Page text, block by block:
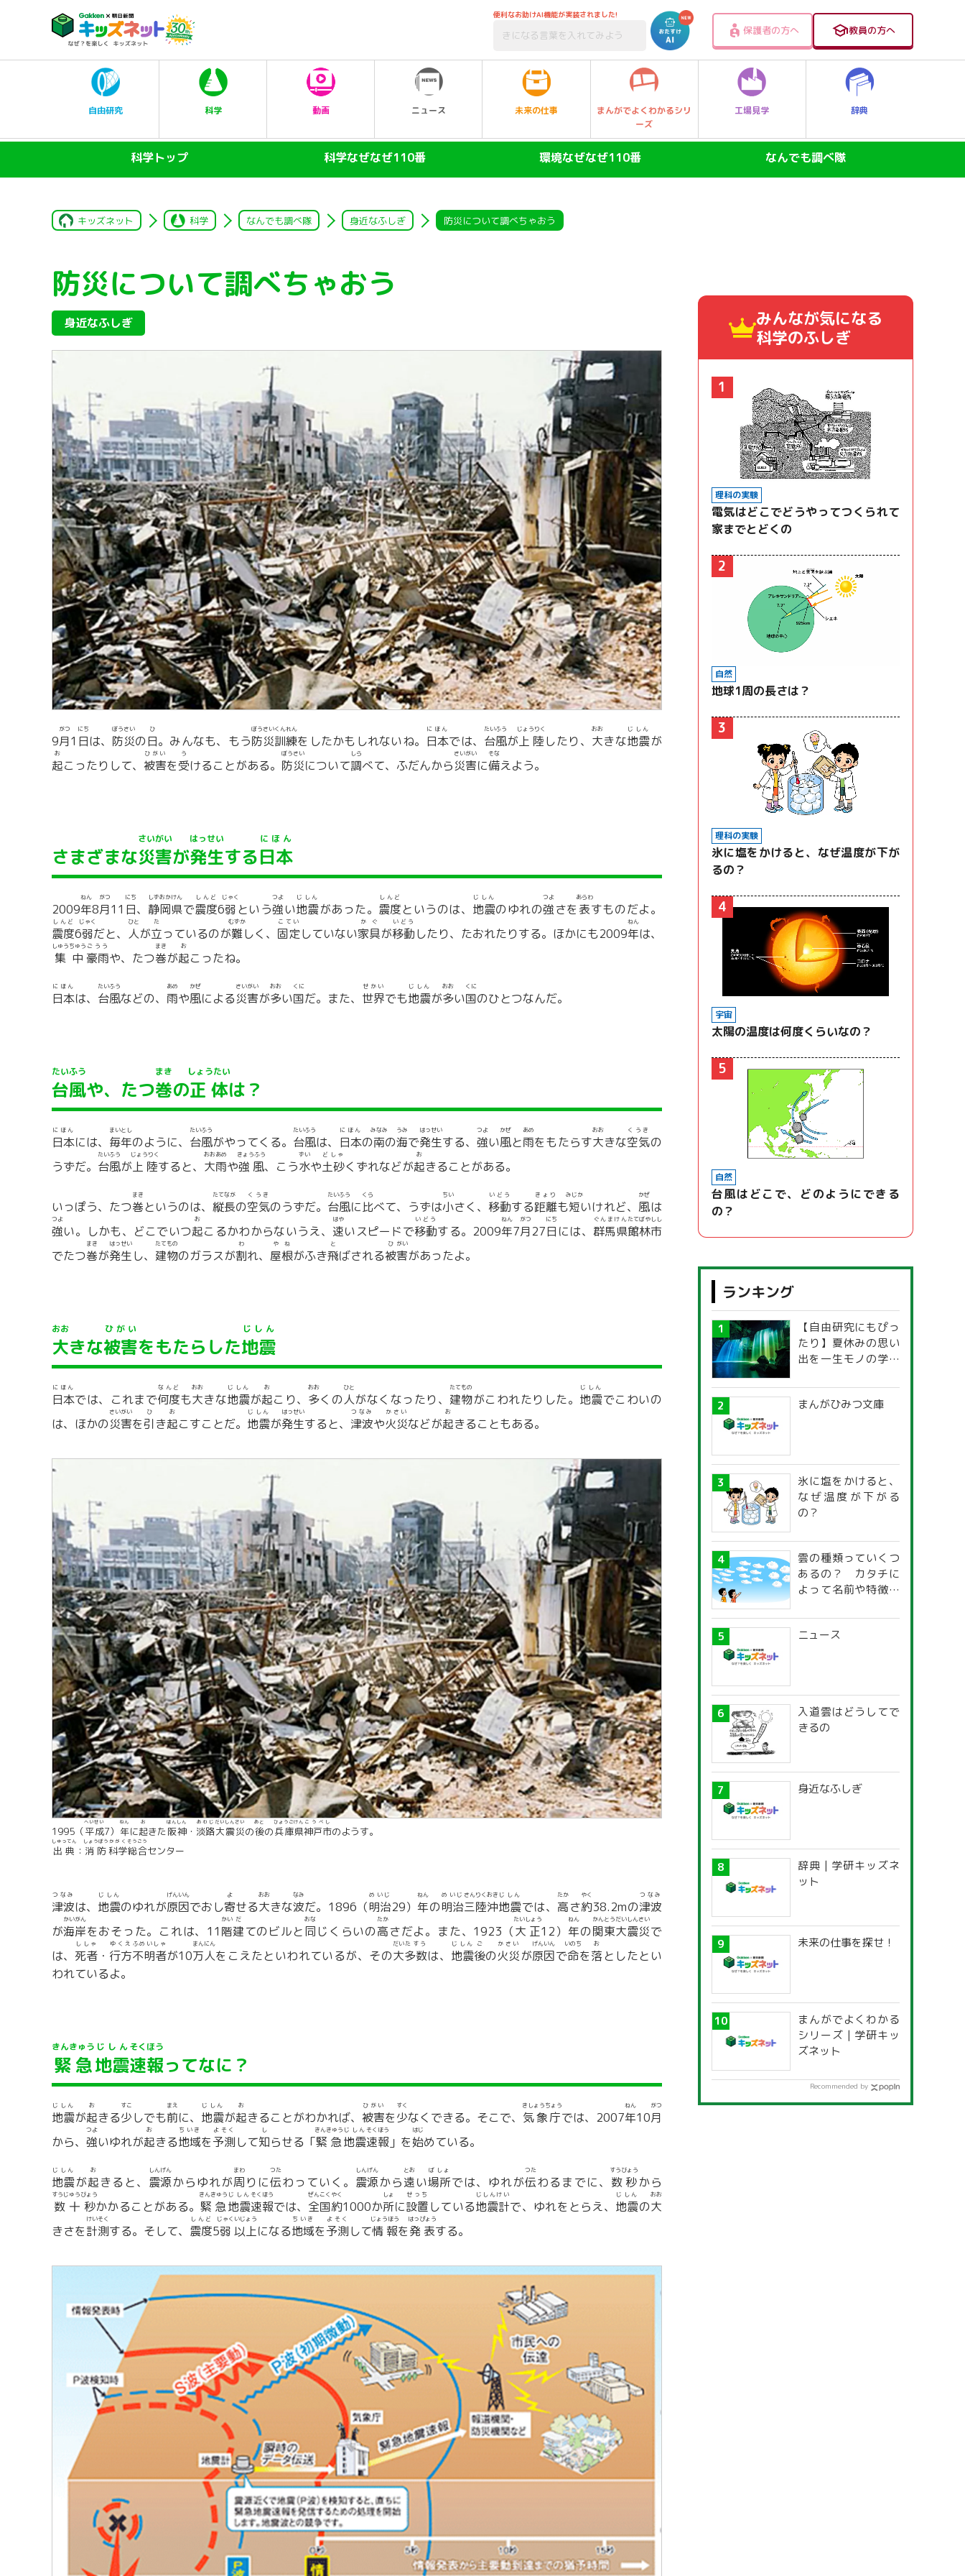
便利なお助けAI機能が実装されました!
保護者の方へ 教員の方へ
自由研究 科学 動画 ニュース 未来の仕事
まんがでよくわかるシリ
ーズ
工場見学 辞典
科学トップ 科学なぜなぜ110番
陸の動物
水の動物
身近なふしぎ
理科の実験
環境なぜなぜ110番 なんでも調べ隊
キッズネット 科学 なんでも調べ隊 身近なふしぎ 防災について調べちゃおう
防災について調べちゃおう
身近なふしぎ
9月
がつ
1 日
にち
は、 防災
ぼうさい
の日
ひ
。みんなも、もう防災
ぼうさい
訓練
くんれん
をしたかもしれないね。 日本
にほん
では、 台風
たいふう
が上陸
じょうりく
したり、 大
おお
きな地震
じしん
が
起
お
こったりして、 被害
ひがい
を受
う
けることがある。 防災
ぼうさい
について調
しら
べて、ふだんから災害
さいがい
に備
そな
えよう。
さまざまな災害
さいがい
が発生
はっせい
する日本
にほん
2009年
ねん
8月
がつ
11 日
にち
、 静岡県
しずおかけん
で震度
しんど
6弱
じゃく
という強
つよ
い地震
じしん
があった。 震度
しんど
というのは、 地震
じしん
のゆれの強
つよ
さを 表
あらわ
すものだよ。
震度
しんど
6弱
じゃく
だと、 人
ひと
が立
た
っているのが難
むずか
しく、 固定
こてい
していない家具
かぐ
が移動
いどう
したり、たおれたりする。ほかにも2009年
ねん
は、
集中
しゅうちゅう
豪雨
ごうう
や、たつ巻
まき
が起
お
こったね。
日本
にほん
は、 台風
たいふう
などの、 雨
あめ
や風
かぜ
による災
さい
害
がい
が多
おお
い国
くに
だ。また、 世界
せかい
でも地震
じしん
が多
おお
い国
くに
のひとつなんだ。
台風
たいふう
や、たつ巻
まき
の正体
しょうたい
は？
日本
にほん
には、 毎年
まいとし
のように、 台風
たいふう
がやってくる。 台風
たいふう
は、 日本
にほん
の南
みなみ
の海
うみ
で発生
はっせい
する、 強
つよ
い風
かぜ
と雨
あめ
をもたらす大
おお
きな空気
くうき
の
うずだ。 台風
たいふう
が上陸
じょうりく
すると、 大雨
おおあめ
や強風
きょうふう
、こう水
ずい
や土砂
どしゃ
くずれなどが起
お
きることがある。
いっぽう、たつ巻
まき
というのは、 縦長
たてなが
の空気
くうき
のうずだ。 台風
たいふう
に比
くら
べて、うずは小
ちい
さく、 移動
いどう
する距離
きょり
も短
みじか
いけれど、 風
かぜ
は
強
つよ
い。しかも、どこでいつ起
お
こるかわからないうえ、 速
はや
いスピードで移動
いどう
する。2009年
ねん
7月
がつ
27日
にち
には、 群馬県
ぐんまけん
館林市
たてばやしし
でたつ巻
まき
が発生
はっせい
し、 建物
たてもの
のガラスが割
わ
れ、 屋根
やね
がふき飛
と
ばされる被
ひ
害
がい
があったよ。
大
おお
きな被害
ひがい
をもたらした地震
じしん
日本
にほん
では、これまで何度
なんど
も大
おお
きな地震
じしん
が起
お
こり、 多
おお
くの人
ひと
がなくなったり、 建物
たてもの
がこわれたりした。 地震
じしん
でこわいの
は、ほかの災害
さいがい
を引
ひ
き起
お
こすことだ。 地震
じしん
が発生
はっせい
すると、 津波
つなみ
や火災
かさい
などが起
お
きることもある。
1995（平成
へいせい
7） 年
ねん
に起
お
きた阪神
はんしん
・ 淡路
あわじ
大震災
だいしんさい
の後
あと
の兵庫県
ひょうごけん
神戸市
こうべし
のようす。
出典
しゅってん
： 消防
しょうぼう
科学
かがく
総合
そうごう
センター
津波
つなみ
は、 地震
じしん
のゆれが原因
げんいん
でおし寄
よ
せる大
おお
きな波
なみ
だ。1896（明治
めいじ
29） 年
ねん
の明治
めいじ
三陸
さんりく
沖
おき
地震
じしん
では、 高
たか
さ約
やく
38.2mの津波
つなみ
が海岸
かいがん
をおそった。これは、11 階
かい
建
だ
てのビルと同
おな
じくらいの高
たか
さだよ。また、1923（大正
たいしょう
12） 年
ねん
の関東
かんとう
大震災
だいしんさい
で
は、 死者
ししゃ
・ 行方
ゆくえ
不明者
ふめいしゃ
が10万
まん
人
にん
をこえたといわれているが、その大
だい
多数
たすう
は、 地震
じしん
後
ご
の火災
かさい
が原因
げんいん
で命
いのち
を落
お
としたとい
われているよ。
緊急
きんきゅう
地震
じしん
速報
そくほう
ってなに？
地震
じしん
が起
お
きる少
すこ
しでも前
まえ
に、 地震
じしん
が起
お
きることがわかれば、 被害
ひがい
を少
すく
なくできる。そこで、 気象庁
きしょうちょう
では、2007年
ねん
10月
がつ
から、 強
つよ
いゆれが起
お
きる地域
ちいき
を予測
よそく
して知
し
らせる「緊急
きんきゅう
地震
じしん
速報
そくほう
」を始
はじ
めている。
地震
じしん
が起
お
きると、 震源
しんげん
からゆれが周
まわ
りに伝
つた
わっていく。 震源
しんげん
から遠
とお
い場所
ばしょ
では、ゆれが伝
つた
わるまでに、 数秒
すうびょう
から
数十秒
すうじゅうびょう
かかることがある。 緊急
きんきゅう
地震
じしん
速報
そくほう
では、 全国
ぜんこく
約
やく
1000か所
しょ
に設置
せっち
している地震計
じしんけい
で、ゆれをとらえ、 地震
じしん
の大
おお
きさを計測
けいそく
する。そして、 震度
しんど
5弱
じゃく
以上
いじょう
になる地域
ちいき
を予測
よそく
して情報
じょうほう
を発表
はっぴょう
する。
みんなが気になる
科学のふしぎ
1
理科の実験
電気はどこでどうやってつくられて
家までとどくの
2
自然
地球1周の長さは？
3
理科の実験
氷に塩をかけると、なぜ温度が下が
るの？
4
宇宙
太陽の温度は何度くらいなの？
5
自然
台風はどこで、どのようにできる
の？
ランキング
【自由研究にもぴっ
たり】夏休みの思い
出を一生モノの学び
探究ガイド
まんがひみつ文庫
氷に塩をかけると、
なぜ温度が下がる
の？
雲の種類っていくつ
あるの？ カタチに
よって名前や特徴が
ニュース
入道雲はどうしてで
きるの
身近なふしぎ
辞典 | 学研キッズネ
ット
未来の仕事を探せ！
まんがでよくわかる
シリーズ | 学研キッ
ズネット
Recommended by